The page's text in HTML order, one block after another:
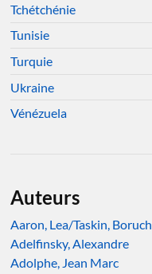
Tchétchénie
Tunisie
Turquie
Ukraine
Vénézuela
Auteurs
Aaron, Lea/Taskin, Boruch
Adelfinsky, Alexandre
Adolphe, Jean Marc